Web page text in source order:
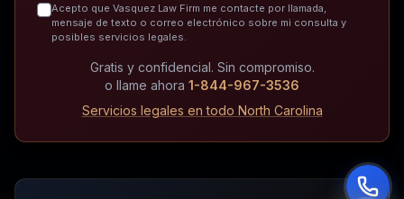
Acepto que Vasquez Law Firm me contacte por llamada,
mensaje de texto o correo electrónico sobre mi consulta y
posibles servicios legales.
Gratis y confidencial. Sin compromiso.
o llame ahora 1-844-967-3536
Servicios legales en todo North Carolina